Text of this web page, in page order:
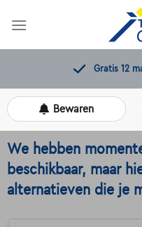
11.000+
Bewaren
We hebben
beschikbaar, maar
alternatieven die je